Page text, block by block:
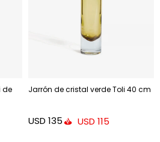
de
Jarrón de cristal verde Toli 40 cm
USD 135 USD 115